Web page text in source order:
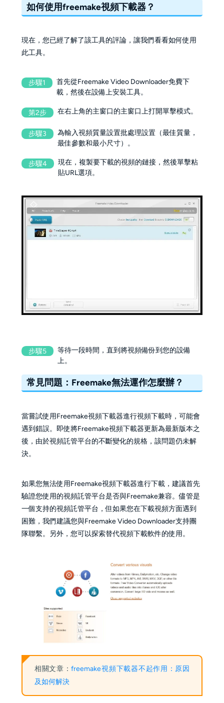
如何使用freemake視頻下載器？
現在，您已經了解了該工具的評論，讓我們看看如何使用
此工具。
步驟1
首先從Freemake Video Downloader免費下
載，然後在設備上安裝工具。
第2步 在右上角的主窗口的主窗口上打開單擊模式。
步驟3
為輸入視頻質量設置批處理設置（最佳質量，
最佳參數和最小尺寸）。
步驟4
現在，複製要下載的視頻的鏈接，然後單擊粘
貼URL選項。
步驟5
等待一段時間，直到將視頻備份到您的設備
上。
常見問題：Freemake無法運作怎麼辦？
當嘗試使用Freemake視頻下載器進行視頻下載時，可能會
遇到錯誤。即使將Freemake視頻下載器更新為最新版本之
後，由於視頻託管平台的不斷變化的規格，該問題仍未解
決。
如果您無法使用Freemake視頻下載器進行下載，建議首先
驗證您使用的視頻託管平台是否與Freemake兼容。儘管是
一個支持的視頻託管平台，但如果您在下載視頻方面遇到
困難，我們建議您與Freemake Video Downloader支持團
隊聯繫。另外，您可以探索替代視頻下載軟件的使用。
相關文章：freemake視頻下載器不起作用：原因
及如何解決